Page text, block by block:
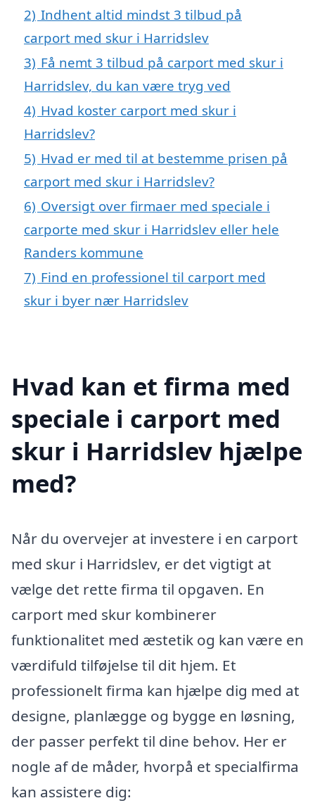
2) Indhent altid mindst 3 tilbud på
carport med skur i Harridslev
3) Få nemt 3 tilbud på carport med skur i
Harridslev, du kan være tryg ved
4) Hvad koster carport med skur i
Harridslev?
5) Hvad er med til at bestemme prisen på
carport med skur i Harridslev?
6) Oversigt over firmaer med speciale i
carporte med skur i Harridslev eller hele
Randers kommune
7) Find en professionel til carport med
skur i byer nær Harridslev
Hvad kan et firma med
speciale i carport med
skur i Harridslev hjælpe
med?
Når du overvejer at investere i en carport
med skur i Harridslev, er det vigtigt at
vælge det rette firma til opgaven. En
carport med skur kombinerer
funktionalitet med æstetik og kan være en
værdifuld tilføjelse til dit hjem. Et
professionelt firma kan hjælpe dig med at
designe, planlægge og bygge en løsning,
der passer perfekt til dine behov. Her er
nogle af de måder, hvorpå et specialfirma
kan assistere dig: